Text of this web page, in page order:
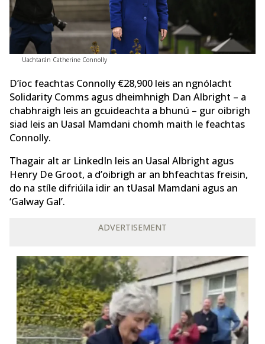
Uachtarán Catherine Connolly
D’íoc feachtas Connolly €28,900 leis an ngnólacht
Solidarity Comms agus dheimhnigh Dan Albright – a
chabhraigh leis an gcuideachta a bhunú – gur oibrigh
siad leis an Uasal Mamdani chomh maith le feachtas
Connolly.
Thagair alt ar LinkedIn leis an Uasal Albright agus
Henry De Groot, a d’oibrigh ar an bhfeachtas freisin,
do na stíle difriúila idir an tUasal Mamdani agus an
‘Galway Gal’.
ADVERTISEMENT